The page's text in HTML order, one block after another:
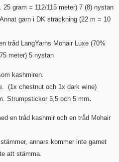
gram = 112/115 meter) 7 (8) nystan
garn i DK sträckning (22 m = 10
tråd LangYarns Mohair Luxe (70%
meter) 5 nystan
kashmiren.
(1x chestnut och 1x dark wine)
Strumpstickor 5,5 och 5 mm.
en tråd kashmir och en tråd Mohair
annars kommer inte garnet
att stämma.